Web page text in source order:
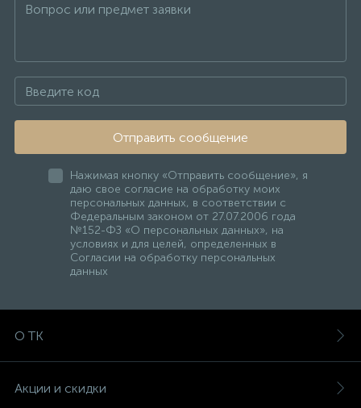
Отправить сообщение
Нажимая кнопку «Отправить сообщение», я
даю свое согласие на обработку моих
персональных данных, в соответствии с
Федеральным законом от 27.07.2006 года
№152-ФЗ «О персональных данных», на
условиях и для целей, определенных в
Согласии на обработку персональных
данных
О ТК
Акции и скидки